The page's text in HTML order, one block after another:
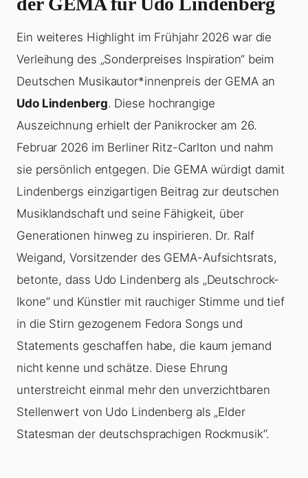
Ein weiteres Highlight im Frühjahr 2026 war die
Verleihung des „Sonderpreises Inspiration“ beim
Deutschen Musikautor*innenpreis der GEMA an
Udo Lindenberg. Diese hochrangige
Auszeichnung erhielt der Panikrocker am 26.
Februar 2026 im Berliner Ritz-Carlton und nahm
sie persönlich entgegen. Die GEMA würdigt damit
Lindenbergs einzigartigen Beitrag zur deutschen
Musiklandschaft und seine Fähigkeit, über
Generationen hinweg zu inspirieren. Dr. Ralf
Weigand, Vorsitzender des GEMA-Aufsichtsrats,
betonte, dass Udo Lindenberg als „Deutschrock-
Ikone“ und Künstler mit rauchiger Stimme und tief
in die Stirn gezogenem Fedora Songs und
Statements geschaffen habe, die kaum jemand
nicht kenne und schätze. Diese Ehrung
unterstreicht einmal mehr den unverzichtbaren
Stellenwert von Udo Lindenberg als „Elder
Statesman der deutschsprachigen Rockmusik“.